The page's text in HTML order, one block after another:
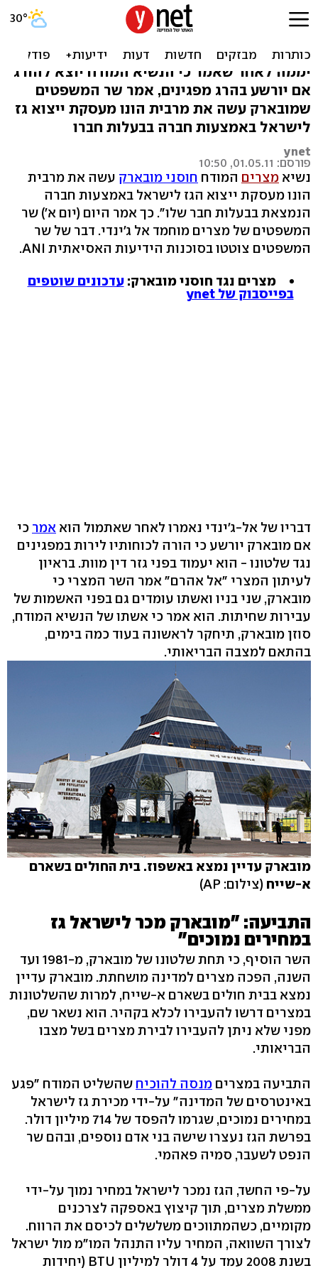
מצרים: "מובארק התעשר
מעסקת הגז עם ישראל"
יממה לאחר שאמר כי הנשיא המודח יוצא להורג
אם יורשע בהרג מפגינים, אמר שר המשפטים
שמובארק עשה את מרבית הונו מעסקת ייצוא גז
לישראל באמצעות חברה בבעלות חברו
ynet
פורסם: 01.05.11, 10:50
נשיא מצרים המודח חוסני מובארק עשה את מרבית
הונו מעסקת ייצוא הגז לישראל באמצעות חברה
הנמצאת בבעלות חבר שלו". כך אמר היום (יום א') שר
המשפטים של מצרים מוחמד אל ג'ינדי. דבר של שר
המשפטים צוטטו בסוכנות הידיעות האסיאתית ANI.
מצרים נגד חוסני מובארק: עדכונים שוטפים
בפייסבוק של ynet
דבריו של אל-ג'ינדי נאמרו לאחר שאתמול הוא אמר כי
אם מובארק יורשע כי הורה לכוחותיו לירות במפגינים
נגד שלטונו - הוא יעמוד בפני גזר דין מוות. בראיון
לעיתון המצרי "אל אהרם" אמר השר המצרי כי
מובארק, שני בניו ואשתו עומדים גם בפני האשמות של
עבירות שחיתות. הוא אמר כי אשתו של הנשיא המודח,
סוזן מובארק, תיחקר לראשונה בעוד כמה בימים,
בהתאם למצבה הבריאותי.
מובארק עדיין נמצא באשפוז. בית החולים בשארם
א-שייח (צילום: AP)
התביעה: "מובארק מכר לישראל גז
במחירים נמוכים"
השר הוסיף, כי תחת שלטונו של מובארק, מ-1981 ועד
השנה, הפכה מצרים למדינה מושחתת. מובארק עדיין
נמצא בבית חולים בשארם א-שייח, למרות שהשלטונות
במצרים דרשו להעבירו לכלא בקהיר. הוא נשאר שם,
מפני שלא ניתן להעבירו לבירת מצרים בשל מצבו
הבריאותי.
התביעה במצרים מנסה להוכיח שהשליט המודח "פגע
באינטרסים של המדינה" על-ידי מכירת גז לישראל
במחירים נמוכים, שגרמו להפסד של 714 מיליון דולר.
בפרשת הגז נעצרו שישה בני אדם נוספים, ובהם שר
הנפט לשעבר, סמיה פאהמי.
על-פי החשד, הגז נמכר לישראל במחיר נמוך על-ידי
ממשלת מצרים, תוך קיצוץ באספקה לצרכנים
מקומיים, כשהמתווכים משלשלים לכיסם את הרווח.
לצורך השוואה, המחיר עליו התנהל המו"מ מול ישראל
בשנת 2008 עמד על 4 דולר למיליון BTU (יחידות